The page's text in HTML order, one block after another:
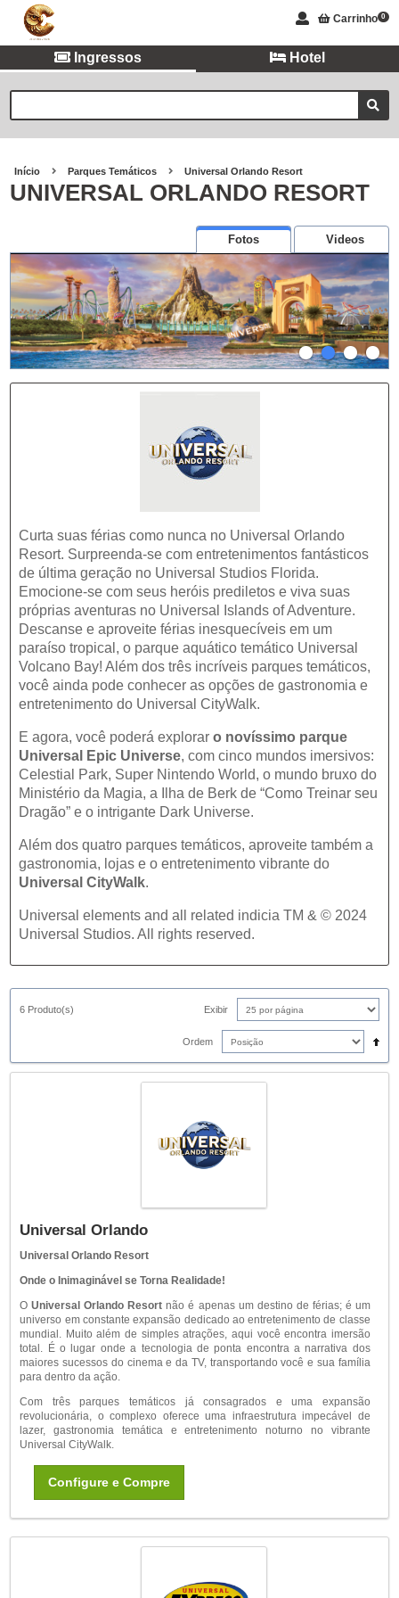
Carrinho 0
Ingressos Hotel
Início Parques Temáticos Universal Orlando Resort
UNIVERSAL ORLANDO RESORT
Fotos Videos
Curta suas férias como nunca no Universal Orlando
Resort. Surpreenda-se com entretenimentos fantásticos
de última geração no Universal Studios Florida.
Emocione-se com seus heróis prediletos e viva suas
próprias aventuras no Universal Islands of Adventure.
Descanse e aproveite férias inesquecíveis em um
paraíso tropical, o parque aquático temático Universal
Volcano Bay! Além dos três incríveis parques temáticos,
você ainda pode conhecer as opções de gastronomia e
entretenimento do Universal CityWalk.
E agora, você poderá explorar o novíssimo parque
Universal Epic Universe, com cinco mundos imersivos:
Celestial Park, Super Nintendo World, o mundo bruxo do
Ministério da Magia, a Ilha de Berk de “Como Treinar seu
Dragão” e o intrigante Dark Universe.
Além dos quatro parques temáticos, aproveite também a
gastronomia, lojas e o entretenimento vibrante do
Universal CityWalk.
Universal elements and all related indicia TM & © 2024
Universal Studios. All rights reserved.
6 Produto(s) Exibir
Ordem
Universal Orlando
Universal Orlando Resort
Onde o Inimaginável se Torna Realidade!
OUniversal Orlando Resort não é apenas um destino de férias; é um
universo em constante expansão dedicado ao entretenimento de classe
mundial. Muito além de simples atrações, aqui você encontra imersão
total. É o lugar onde a tecnologia de ponta encontra a narrativa dos
maiores sucessos do cinema e da TV, transportando você e sua família
para dentro da ação.
Com três parques temáticos já consagrados e uma expansão
revolucionária, o complexo oferece uma infraestrutura impecável de
lazer, gastronomia temática e entretenimento noturno no vibrante
Universal CityWalk.
Configure e Compre